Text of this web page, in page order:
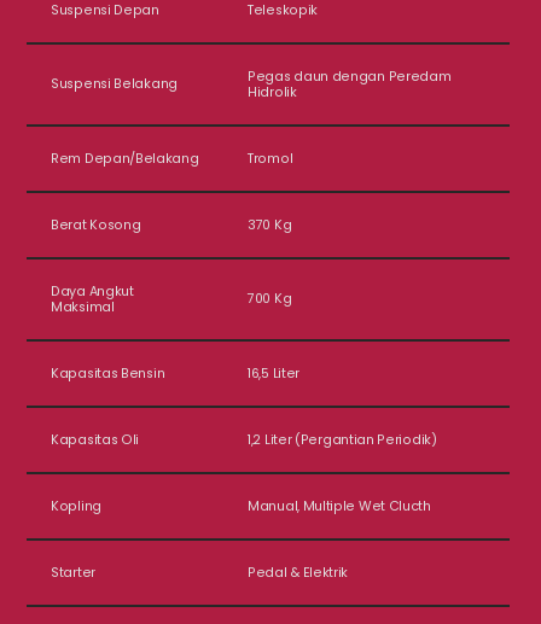
Suspensi Depan Teleskopik
Suspensi Belakang
Pegas daun dengan Peredam
Hidrolik
Rem Depan/Belakang Tromol
Berat Kosong 370 Kg
Daya Angkut
Maksimal
700 Kg
Kapasitas Bensin 16,5 Liter
Kapasitas Oli 1,2 Liter (Pergantian Periodik)
Kopling Manual, Multiple Wet Clucth
Starter Pedal & Elektrik